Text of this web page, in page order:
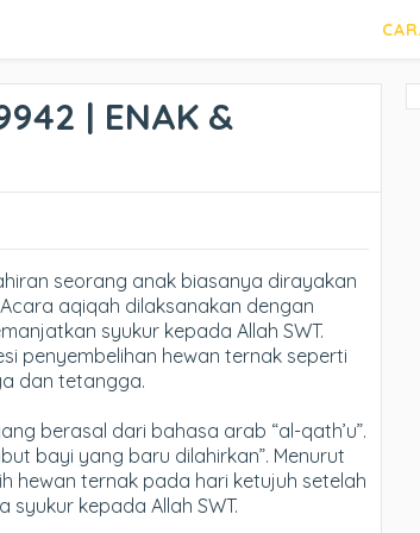
| ENAK &
seorang anak biasanya dirayakan
aqiqah dilaksanakan dengan
syukur kepada Allah SWT.
penyembelihan hewan ternak seperti
dan tetangga.
berasal dari bahasa arab “al-qath’u”.
bayi yang baru dilahirkan”. Menurut
hewan ternak pada hari ketujuh setelah
syukur kepada Allah SWT.